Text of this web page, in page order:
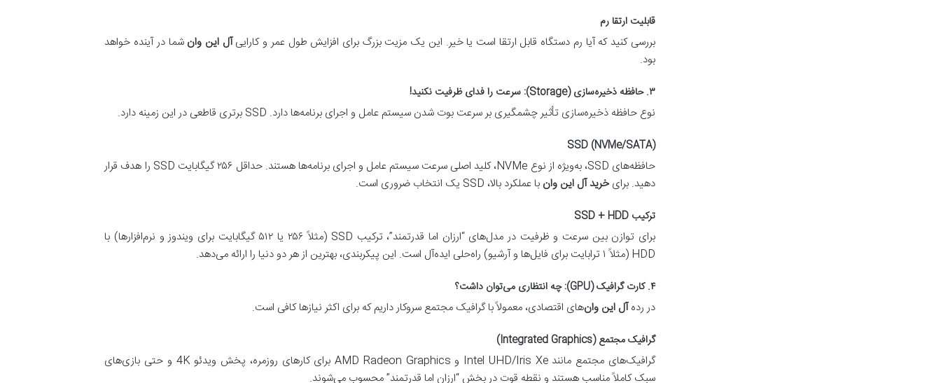
قابلیت ارتقا رم
بررسی کنید که آیا رم دستگاه قابل ارتقا است یا خیر. این یک مزیت بزرگ برای افزایش طول عمر و کارایی آل این وان شما در آینده خواهد
بود.
۳. حافظه ذخیره‌سازی (Storage): سرعت را فدای ظرفیت نکنید!
نوع حافظه ذخیره‌سازی تأثیر چشمگیری بر سرعت بوت شدن سیستم عامل و اجرای برنامه‌ها دارد. SSD برتری قاطعی در این زمینه دارد.
SSD (NVMe/SATA)
حافظه‌های SSD، به‌ویژه از نوع NVMe، کلید اصلی سرعت سیستم عامل و اجرای برنامه‌ها هستند. حداقل ۲۵۶ گیگابایت SSD را هدف قرار
دهید. برای خرید آل این وان با عملکرد بالا، SSD یک انتخاب ضروری است.
ترکیب SSD + HDD
برای توازن بین سرعت و ظرفیت در مدل‌های “ارزان اما قدرتمند”، ترکیب SSD (مثلاً ۲۵۶ یا ۵۱۲ گیگابایت برای ویندوز و نرم‌افزارها) با
HDD (مثلاً ۱ ترابایت برای فایل‌ها و آرشیو) راه‌حلی ایده‌آل است. این پیکربندی، بهترین از هر دو دنیا را ارائه می‌دهد.
۴. کارت گرافیک (GPU): چه انتظاری می‌توان داشت؟
در رده آل این وان‌های اقتصادی، معمولاً با گرافیک مجتمع سروکار داریم که برای اکثر نیازها کافی است.
گرافیک مجتمع (Integrated Graphics)
گرافیک‌های مجتمع مانند Intel UHD/Iris Xe و AMD Radeon Graphics برای کارهای روزمره، پخش ویدئو 4K و حتی بازی‌های
سبک کاملاً مناسب هستند و نقطه قوت در بخش “ارزان اما قدرتمند” محسوب می‌شوند.